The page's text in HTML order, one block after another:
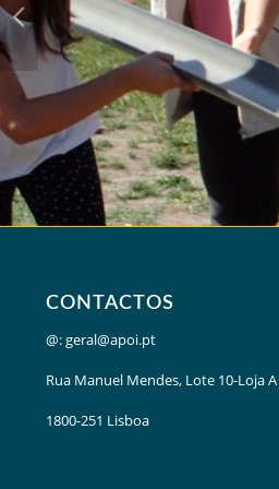
CONTACTOS
@:geral@apoi.pt
Rua Manuel Mendes, Lote 10-Loja A
1800-251 Lisboa